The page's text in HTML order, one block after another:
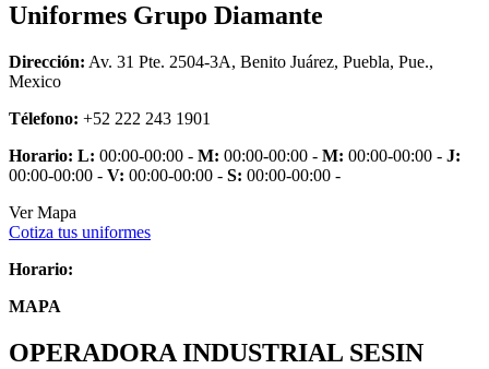
Uniformes Grupo Diamante
Dirección: Av. 31 Pte. 2504-3A, Benito Juárez, Puebla, Pue.,
Mexico
Télefono: +52 222 243 1901
Horario: L: 00:00-00:00 - M: 00:00-00:00 - M: 00:00-00:00 - J:
00:00-00:00 - V: 00:00-00:00 - S: 00:00-00:00 -
Ver Mapa
Cotiza tus uniformes
Horario:
MAPA
OPERADORA INDUSTRIAL SESIN